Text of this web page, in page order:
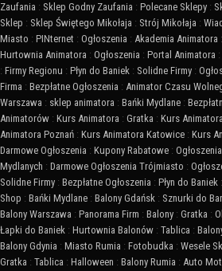
Zaufania : Sklep Godny Zaufania : Polecane Sklepy :
Sklep : Sklep Świętego Mikołaja : Strój Mikołaja :
Miasto : PINternet : Ogłoszenia : Akademia Animatora :
Hurtownia Animatora : Ogłoszenia : Portal Animatora :
: Firmy Regionu : Płyn do Baniek : Solidne Firmy :
Firma : Bezpłatne Ogłoszenia : Animator Czasu
Warszawa : sklep animatora : Bańki Mydlane :
Animatorów : Kurs Animatora : Gratka : Kurs
Animatora Poznań : Kurs Animatora Katowice : Kurs
Darmowe Ogłoszenia : Kupony Rabatowe :
Mydlanych : Darmowe Ogłoszenia Trójmiasto :
Solidne Firmy : Bezpłatne Ogłoszenia : Płyn do Baniek :
Shop : Bańki Mydlane : Balony Gdańsk : Sznurki do
Balony Warszawa : Panorama Firm : Balony : Gratka :
Łapki do Baniek : Hurtownia Balonów : Tablica :
Balony Gdynia : Miasto Rumia : Fotobudka : Wesele
Gratka : Tablica : Halloween : Balony Rumia : Auto